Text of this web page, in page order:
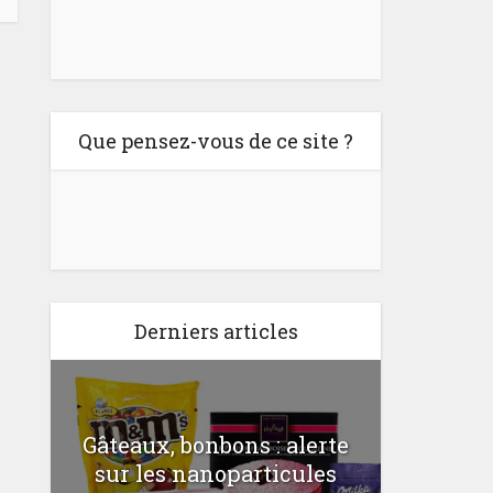
Que pensez-vous de ce site ?
Derniers articles
Gâteaux, bonbons : alerte
sur les nanoparticules